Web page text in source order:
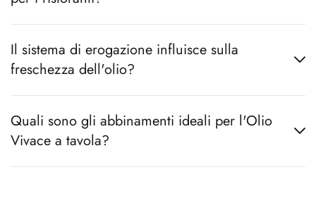
Il sistema di erogazione influisce sulla
freschezza dell'olio?
Quali sono gli abbinamenti ideali per l'Olio
Vivace a tavola?